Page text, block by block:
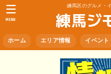
練馬区のグルメ・
練馬ジ
ホーム エリア情報 イベント
MENU